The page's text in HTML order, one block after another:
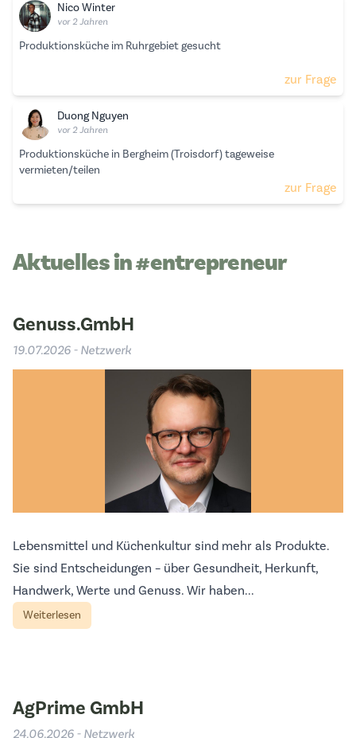
Nico Winter
vor 2 Jahren
Produktionsküche im Ruhrgebiet gesucht
zur Frage
Duong Nguyen
vor 2 Jahren
Produktionsküche in Bergheim (Troisdorf) tageweise
vermieten/teilen
zur Frage
Aktuelles in #entrepreneur
Genuss.GmbH
19.07.2026 - Netzwerk
Lebensmittel und Küchenkultur sind mehr als Produkte.
Sie sind Entscheidungen – über Gesundheit, Herkunft,
Handwerk, Werte und Genuss. Wir haben...
Weiterlesen
AgPrime GmbH
24.06.2026 - Netzwerk